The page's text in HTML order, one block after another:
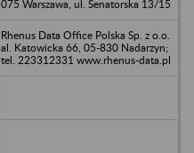
075 Warszawa, ul. Senatorska 13/15
Rhenus Data Office Polska Sp. z o.o.
al. Katowicka 66, 05-830 Nadarzyn;
tel. 223312331 www.rhenus-data.pl